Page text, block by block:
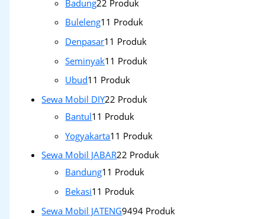
Badung22 Produk
Buleleng1 1 Produk
Denpasar1 1 Produk
Seminyak1 1 Produk
Ubud1 1 Produk
Sewa Mobil DIY22 Produk
Bantul1 1 Produk
Yogyakarta1 1 Produk
Sewa Mobil JABAR22 Produk
Bandung1 1 Produk
Bekasi1 1 Produk
Sewa Mobil JATENG9494 Produk